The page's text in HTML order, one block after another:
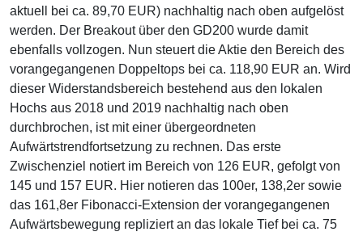
aktuell bei ca. 89,70 EUR) nachhaltig nach oben aufgelöst
werden. Der Breakout über den GD200 wurde damit
ebenfalls vollzogen. Nun steuert die Aktie den Bereich des
vorangegangenen Doppeltops bei ca. 118,90 EUR an. Wird
dieser Widerstandsbereich bestehend aus den lokalen
Hochs aus 2018 und 2019 nachhaltig nach oben
durchbrochen, ist mit einer übergeordneten
Aufwärtstrendfortsetzung zu rechnen. Das erste
Zwischenziel notiert im Bereich von 126 EUR, gefolgt von
145 und 157 EUR. Hier notieren das 100er, 138,2er sowie
das 161,8er Fibonacci-Extension der vorangegangenen
Aufwärtsbewegung repliziert an das lokale Tief bei ca. 75